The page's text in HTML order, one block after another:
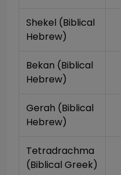
Shekel (Biblical
Hebrew)
Bekan (Biblical
Hebrew)
Gerah (Biblical
Hebrew)
Tetradrachma
(Biblical Greek)